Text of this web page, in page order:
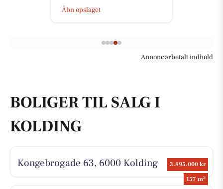
Åbn opslaget
Annoncørbetalt indhold
BOLIGER TIL SALG I
KOLDING
3.895.000 kr
157 m2
Kongebrogade 63, 6000 Kolding